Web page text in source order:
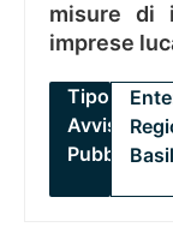
misure di
imprese
Tipo:
Avviso
Pubblico